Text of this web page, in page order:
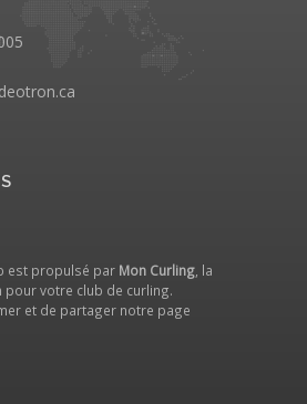
est propulsé par Mon Curling, la
pour votre club de curling.
et de partager notre page